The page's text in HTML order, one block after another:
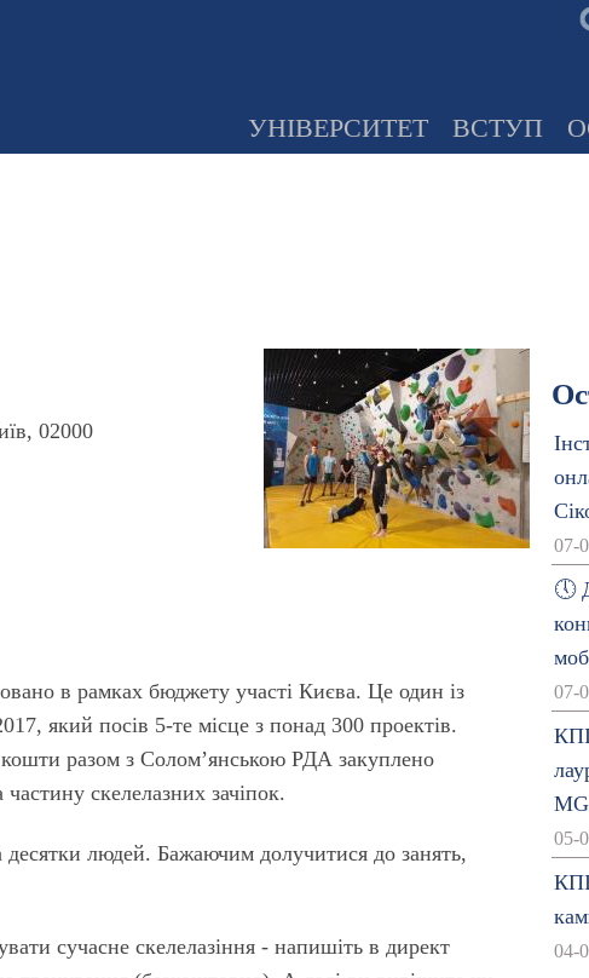
УНІВЕРСИТЕТ ВСТУП
02000
в рамках бюджету участі Києва. Це один із
який посів 5-те місце з понад 300 проектів.
разом з Солом’янською РДА закуплено
скелелазних зачіпок.
людей. Бажаючим долучитися до занять,
сучасне скелелазіння - напишіть в директ
07-
🕔
07-
05-
04-